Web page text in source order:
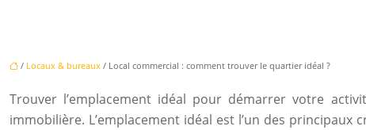
/ Locaux & bureaux / Local commercial : comment trouver le quartier idéal ?
Trouver l’emplacement idéal pour démarrer votre
immobilière. L’emplacement idéal est l’un des